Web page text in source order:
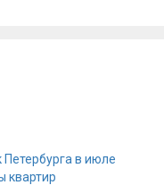
Петербурга в июле
квартир